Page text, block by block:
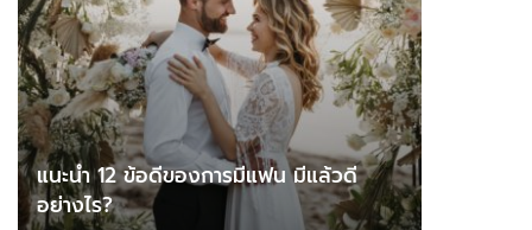
แนะนำ 12 ข้อดีของการมีแฟน มีแล้วดี
อย่างไร?